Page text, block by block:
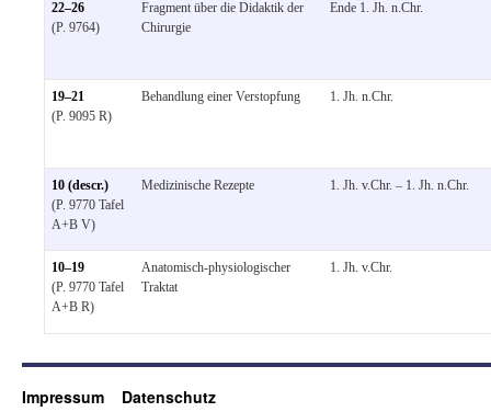
22–26
(P. 9764)
Fragment über die Didaktik der
Chirurgie
Ende 1. Jh. n.Chr.
19–21
(P. 9095 R)
Behandlung einer Verstopfung 1. Jh. n.Chr.
10 (descr.)
(P. 9770 Tafel
A+B V)
Medizinische Rezepte 1. Jh. v.Chr. – 1. Jh. n.Chr.
10–19
(P. 9770 Tafel
A+B R)
Anatomisch-physiologischer
Traktat
1. Jh. v.Chr.
Impressum Datenschutz